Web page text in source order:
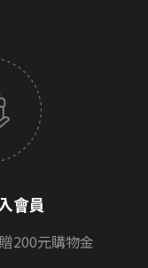
會員
200元購物金